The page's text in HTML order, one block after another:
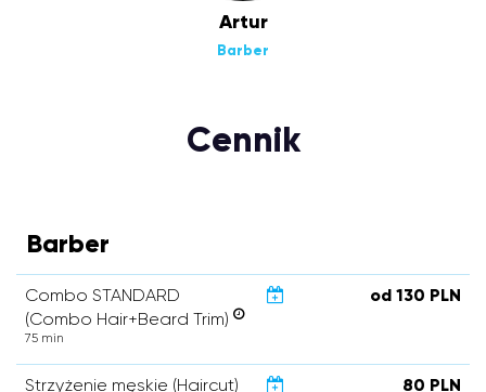
Artur
Barber
Cennik
Barber
Combo STANDARD
(Combo Hair+Beard Trim)
75 min
od 130 PLN
Strzyżenie męskie (Haircut) 80 PLN